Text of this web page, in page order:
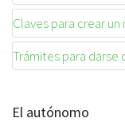
Claves para crear
Trámites para
El autónomo